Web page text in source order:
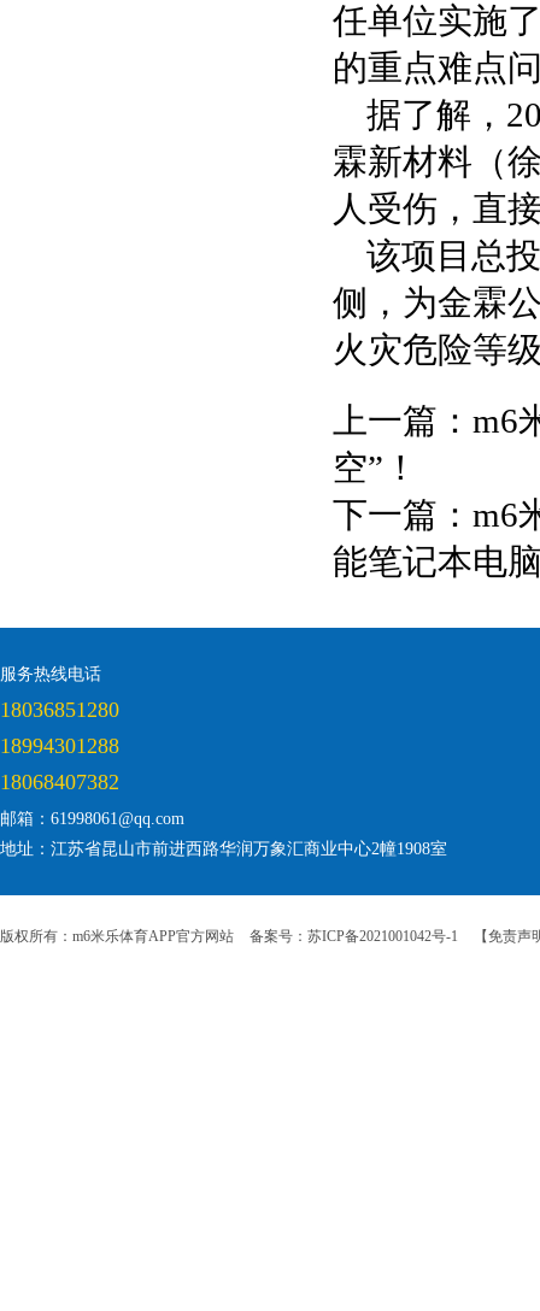
任单位实施
的重点难点
据了解，
霖新材料（
人受伤，直
该项目总
侧，为金霖
火灾危险等
上一篇： m6
空”！
下一篇： m6
能笔记本电
服务热线电话
18036851280
18994301288
18068407382
邮箱：61998061@qq.com
地址：江苏省昆山市前进西路华润万象汇商业中心2幢1908室
版权所有：m6米乐体育APP官方网站 备案号：苏ICP备2021001042号-1 【免责声